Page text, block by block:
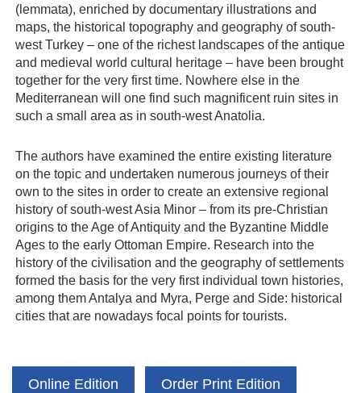
(lemmata), enriched by documentary illustrations and
maps, the historical topography and geography of south-
west Turkey – one of the richest landscapes of the antique
and medieval world cultural heritage – have been brought
together for the very first time. Nowhere else in the
Mediterranean will one find such magnificent ruin sites in
such a small area as in south-west Anatolia.
The authors have examined the entire existing literature
on the topic and undertaken numerous journeys of their
own to the sites in order to create an extensive regional
history of south-west Asia Minor – from its pre-Christian
origins to the Age of Antiquity and the Byzantine Middle
Ages to the early Ottoman Empire. Research into the
history of the civilisation and the geography of settlements
formed the basis for the very first individual town histories,
among them Antalya and Myra, Perge and Side: historical
cities that are nowadays focal points for tourists.
Online Edition Order Print Edition